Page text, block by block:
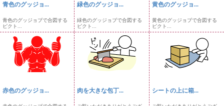
青色のグッジョ...
青色のグッジョブで合図する
ピクト...
緑色のグッジョ...
緑色のグッジョブで合図する
ピクト...
黄色のグッジョ...
黄色のグッジョブで合図する
ピクト...
赤色のグッジョ... 肉を大きな包丁... シートの上に箱...